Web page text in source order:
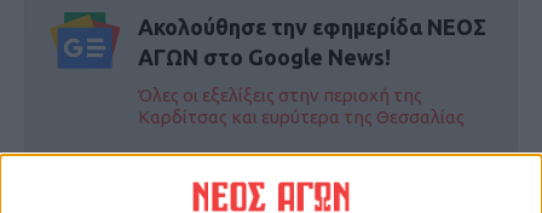
Ακολούθησε την εφημερίδα ΝΕΟΣ
ΑΓΩΝ στο Google News!
Όλες οι εξελίξεις στην περιοχή της
Καρδίτσας και ευρύτερα της Θεσσαλίας
ΠΡΟΗΓΟΥΜΕΝΟ ΑΡΘΡΟ